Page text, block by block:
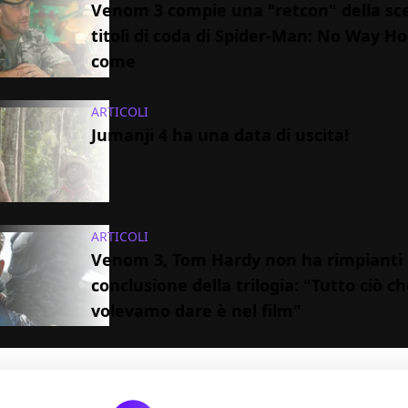
Venom 3 compie una "retcon" della
titoli di coda di Spider-Man: No Way
come
ARTICOLI
Jumanji 4 ha una data di uscita!
ARTICOLI
Venom 3, Tom Hardy non ha rimpianti
conclusione della trilogia: "Tutto ciò
volevamo dare è nel film"